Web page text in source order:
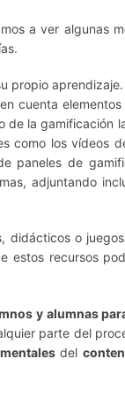
a ver algunas
propio
cuenta
la gamificación
como los vídeos
paneles de
adjuntando
didácticos o
estos recursos
y alumnas
parte del
del